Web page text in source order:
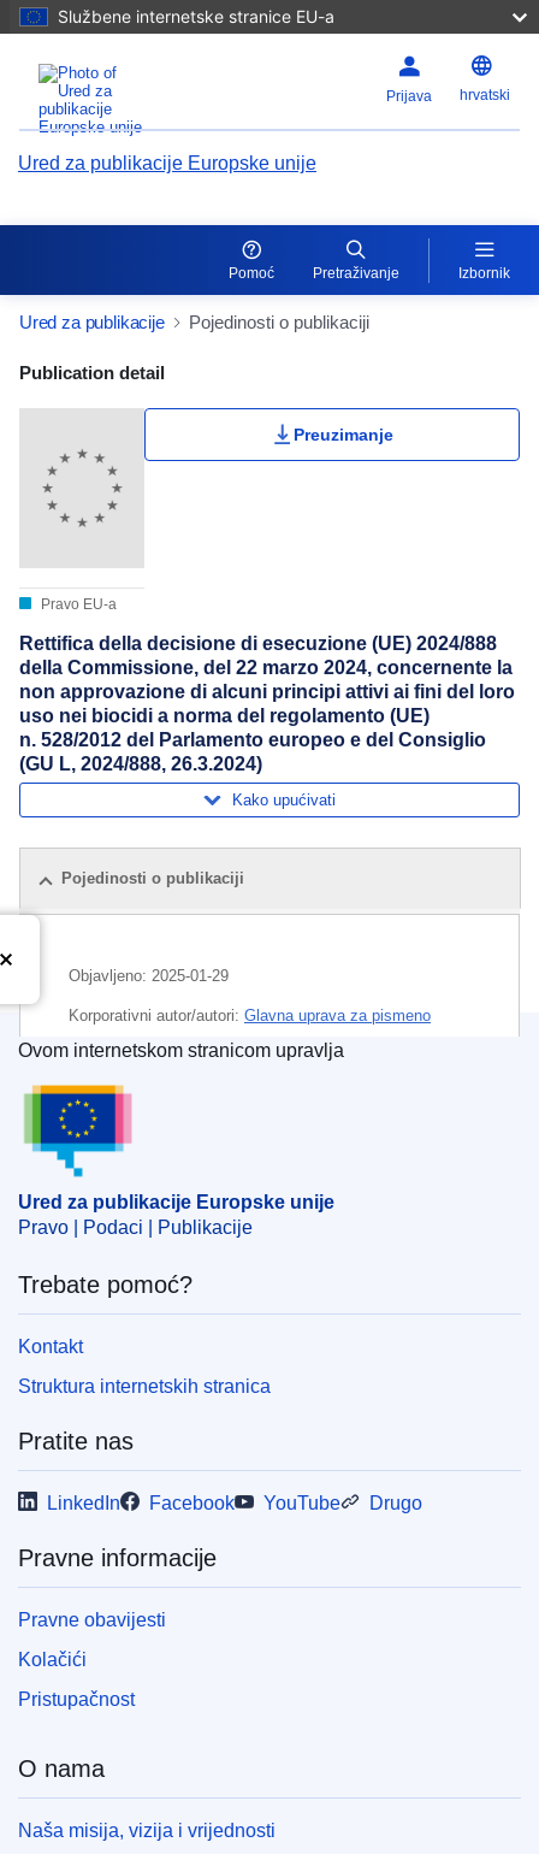
Službene internetske stranice EU-a
Prijava hrvatski
Ured za publikacije Europske unije
Pomoć Pretraživanje Izbornik
Ured za publikacije Pojedinosti o publikaciji
Publication Detail Actions Portlet
Publication detail
Pravo EU-a
Preuzimanje
Rettifica della decisione di esecuzione (UE) 2024/888
della Commissione, del 22 marzo 2024, concernente la
non approvazione di alcuni principi attivi ai fini del loro
uso nei biocidi a norma del regolamento (UE)
n. 528/2012 del Parlamento europeo e del Consiglio
(GU L, 2024/888, 26.3.2024)
Kako upućivati
Pojedinosti o publikaciji
Objavljeno: 2025-01-29
Korporativni autor/autori: Glavna uprava za pismeno
prevođenje(Europska komisija ),Europska komisija
Predmet:
proizvod
sigurnost hrane
CELEX : 32024D0888R(01)
OJ : L_202590084
IMMC : C(2025)650/3904708
Ured za publikacije Europske unije
Ovom internetskom stranicom upravlja
Ured za publikacije Europske unije
Pravo | Podaci | Publikacije
Trebate pomoć?
Kontakt
Struktura internetskih stranica
Pratite nas
LinkedIn Facebook YouTube Drugo
Pravne informacije
Pravne obavijesti
Kolačići
Pristupačnost
O nama
Naša misija, vizija i vrijednosti